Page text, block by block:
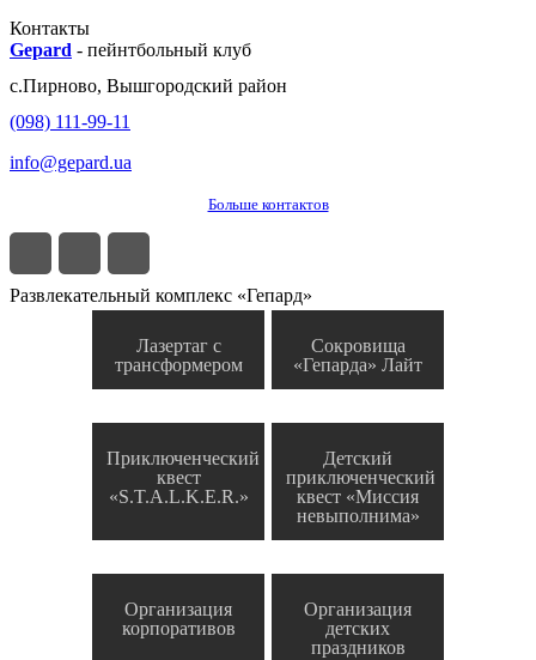
Контакты
Gepard - пейнтбольный клуб
с.Пирново, Вышгородский район
(098) 111-99-11
info@gepard.ua
Больше контактов
Развлекательный комплекс «Гепард»
Лазертаг с
трансформером
Сокровища
«Гепарда» Лайт
Приключенческий
квест
«S.T.A.L.K.E.R.»
Детский
приключенческий
квест «Миссия
невыполнима»
Организация
корпоративов
Организация
детских
праздников